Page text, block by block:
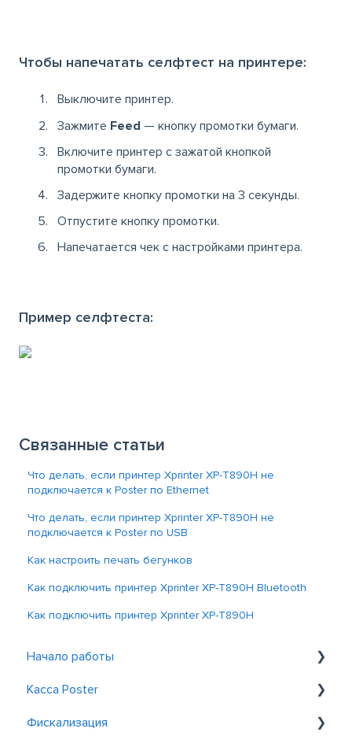
Чтобы напечатать селфтест на принтере:
Выключите принтер.
Зажмите Feed — кнопку промотки бумаги.
Включите принтер с зажатой кнопкой
промотки бумаги.
Задержите кнопку промотки на 3 секунды.
Отпустите кнопку промотки.
Напечатается чек с настройками принтера.
Пример селфтеста:
Связанные статьи
Что делать, если принтер Xprinter XP-T890H не
подключается к Poster по Ethernet
Что делать, если принтер Xprinter XP-T890H не
подключается к Poster по USB
Как настроить печать бегунков
Как подключить принтер Xprinter XP-T890H Bluetooth
Как подключить принтер Xprinter XP-T890H
Начало работы
Знакомство с Poster
Регистрация и вход
Касса Poster
Общие
Фискализация